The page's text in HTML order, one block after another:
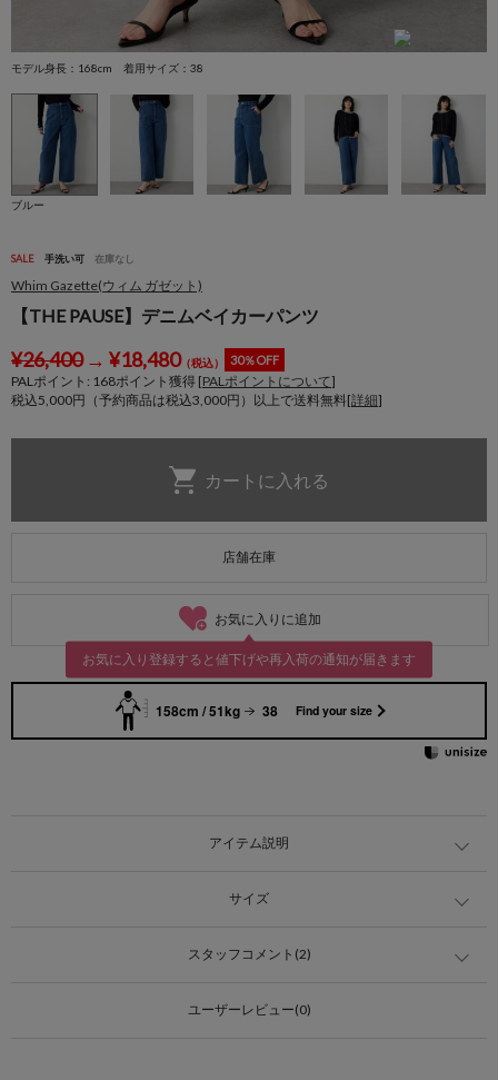
モデル身長：168cm 着用サイズ：38
ブルー
SALE 手洗い可 在庫なし
Whim Gazette(ウィム ガゼット)
【THE PAUSE】デニムベイカーパンツ
¥26,400→ ¥18,480（税込） 30％OFF
PALポイント: 168ポイント獲得 [PALポイントについて]
税込5,000円（予約商品は税込3,000円）以上で送料無料[詳細]
店舗在庫
お気に入りに追加
お気に入り登録すると値下げや再入荷の通知が届きます
158cm / 51kg 38 Find your size
アイテム説明
サイズ
スタッフコメント(2)
ユーザーレビュー(0)